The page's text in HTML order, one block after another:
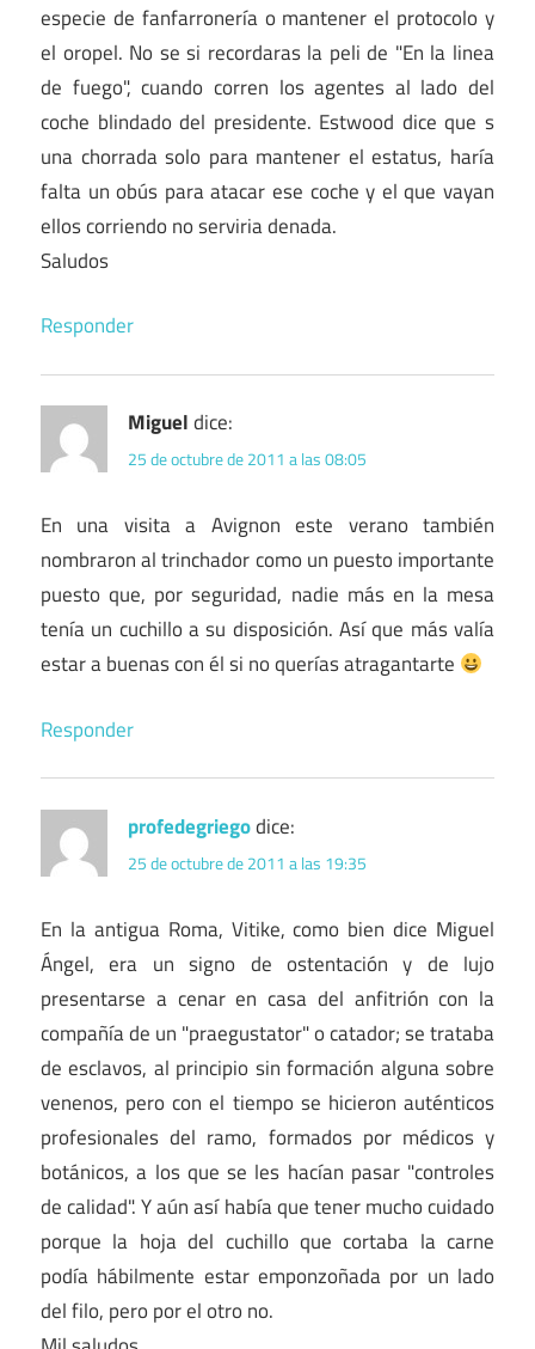
especie de fanfarronería o mantener el protocolo y
el oropel. No se si recordaras la peli de "En la linea
de fuego", cuando corren los agentes al lado del
coche blindado del presidente. Estwood dice que s
una chorrada solo para mantener el estatus, haría
falta un obús para atacar ese coche y el que vayan
ellos corriendo no serviria denada.
Saludos
Responder
Migueldice:
25 de octubre de 2011 a las 08:05
En una visita a Avignon este verano también
nombraron al trinchador como un puesto importante
puesto que, por seguridad, nadie más en la mesa
tenía un cuchillo a su disposición. Así que más valía
estar a buenas con él si no querías atragantarte
Responder
profedegriegodice:
25 de octubre de 2011 a las 19:35
En la antigua Roma, Vitike, como bien dice Miguel
Ángel, era un signo de ostentación y de lujo
presentarse a cenar en casa del anfitrión con la
compañía de un "praegustator" o catador; se trataba
de esclavos, al principio sin formación alguna sobre
venenos, pero con el tiempo se hicieron auténticos
profesionales del ramo, formados por médicos y
botánicos, a los que se les hacían pasar "controles
de calidad". Y aún así había que tener mucho cuidado
porque la hoja del cuchillo que cortaba la carne
podía hábilmente estar emponzoñada por un lado
del filo, pero por el otro no.